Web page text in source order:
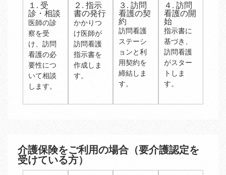
１. 受
診・相談
医師の診
察を受
け、訪問
看護の必
要性につ
いて相談
します。
２. 指示
書の発行
かかりつ
け医師が
訪問看護
指示書を
作成しま
す。
３. 訪問
看護の契
約
訪問看護
ステーシ
ョンと利
用契約を
締結しま
す。
４. 訪問
看護の開
始
指示書に
基づき、
訪問看護
がスター
トしま
す。
介護保険をご利用の場合（要介護認定を
受けている方）